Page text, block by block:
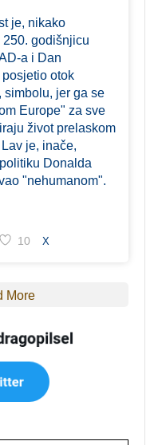
je, nikako
godišnjicu
a i Dan
otok
simbolu, jer ga se
Europe" za sve
život prelaskom
je, inače,
Donalda
"nehumanom".
10 X
More